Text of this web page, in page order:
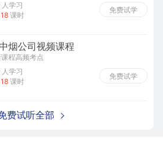
人学习
课时
免费试学
烟公司视频课程
程高频考点
人学习
课时
免费试学
费试听全部